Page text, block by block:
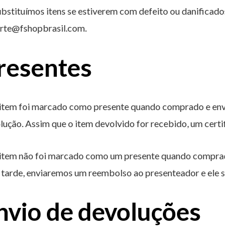
itens se estiverem com defeito ou
foi marcado como presente quando comprado e
Assim que o item devolvido for recebido, um
não foi marcado como um presente quando
enviaremos um reembolso ao presenteador e ele
de devoluções